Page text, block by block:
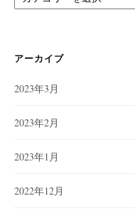
テ
ー
アーカイブ
2023年3月
2023年2月
2023年1月
2022年12月